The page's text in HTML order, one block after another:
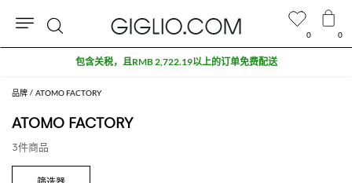
品牌 ATOMO FACTORY
ATOMO FACTORY
3件商品
0 0
包含关税，且RMB 2,722.19以上的订单免费配送